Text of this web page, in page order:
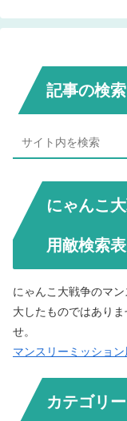
記事の検索
にゃんこ
用敵検索表
にゃんこ大戦争のマ
大したものではありま
せ。
マンスリーミッショ
カテゴリー